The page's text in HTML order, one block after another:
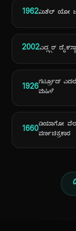
1962ಮಿಶೆಲ್ ಯೋ
2002ಎಡ್ಸ್ಗರ್
1926ಗರ್ಟ್ರೂಡ್
ಮಹಿಳೆ
1660ಡಿಯಾಗೋ
ವರ್ಣಚಿತ್ರಕಾರ